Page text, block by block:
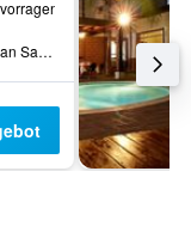
Av. La Revolucion, San Salvador, El Salvador